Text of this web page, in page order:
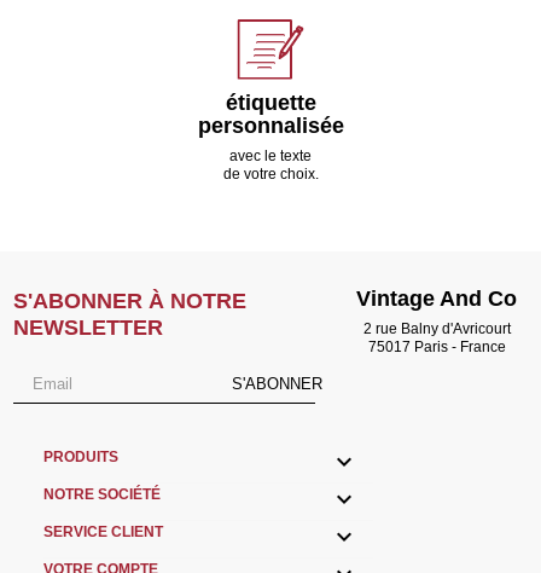
étiquette
personnalisée
avec le texte
de votre choix.
S'ABONNER À NOTRE
NEWSLETTER
S'ABONNER
PRODUITS 
NOTRE SOCIÉTÉ 
SERVICE CLIENT 
VOTRE COMPTE
Vintage And Co
2 rue Balny d'Avricourt
75017 Paris - France